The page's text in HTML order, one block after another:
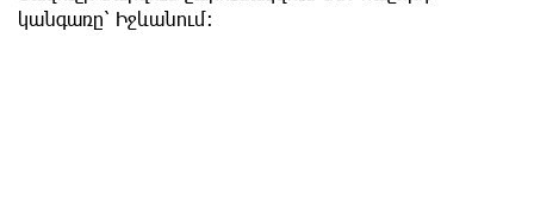
կանգառը՝ Իջևանում։